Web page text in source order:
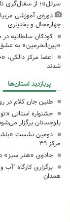
سرتل»؛ از سفال‌گری
دوره‌ی آموزشی
چهارمحال و بختیاری
کودکان سلطانیه
«بین‌الحرمین» به
اعضا مرکز دالکی،
شدند
پربازدید استان‌ها
طنین جان کلام در
جشنواره استانی
بلوچستان برگزار
دومین نشست
مرکز ۳۹
جادوی «هنر سبز»
همدان